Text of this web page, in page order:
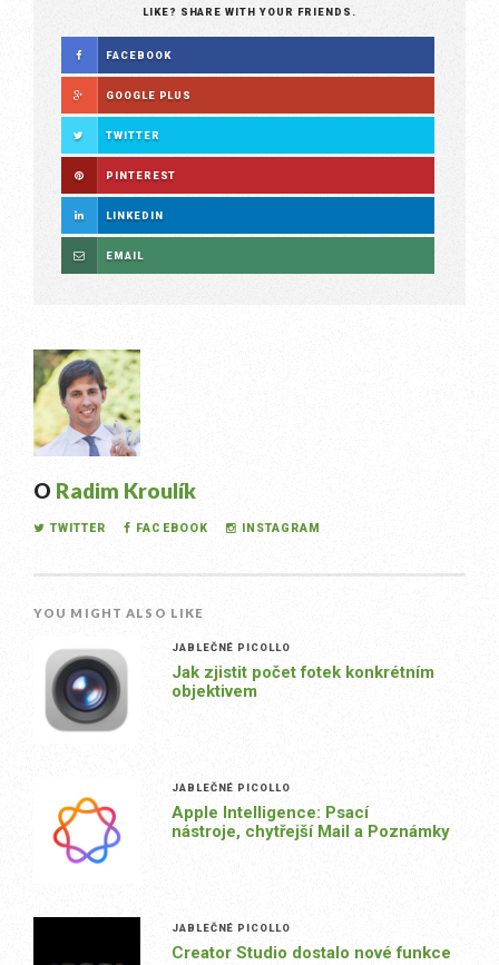
LIKE? SHARE WITH YOUR FRIENDS.
FACEBOOK
GOOGLE PLUS
TWITTER
PINTEREST
LINKEDIN
EMAIL
O Radim Kroulík
TWITTER FACEBOOK INSTAGRAM
YOU MIGHT ALSO LIKE
JABLEČNÉ PICOLLO
Jak zjistit počet fotek konkrétním
objektivem
JABLEČNÉ PICOLLO
Apple Intelligence: Psací
nástroje, chytřejší Mail a Poznámky
JABLEČNÉ PICOLLO
Creator Studio dostalo nové funkce